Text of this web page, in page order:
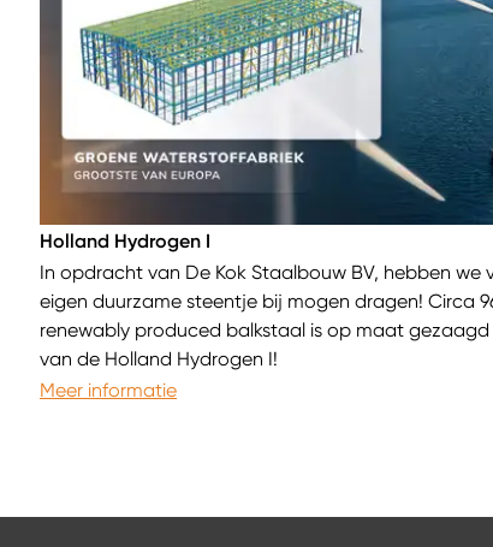
Holland Hydrogen I
In opdracht van De Kok Staalbouw BV, hebben
eigen duurzame steentje bij mogen dragen! Circa
renewably produced balkstaal is op maat
van de Holland Hydrogen I!
Meer informatie